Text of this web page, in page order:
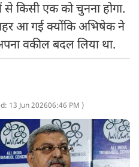
किसी एक को चुनना होगा.
आ गई क्योंकि अभिषेक ने
वकील बदल लिया था.
13 Jun 202606:46 PM )